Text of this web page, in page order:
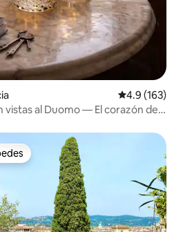
Calificación
4.9 (163)
vistas al Duomo — El corazón de
entre huéspedes